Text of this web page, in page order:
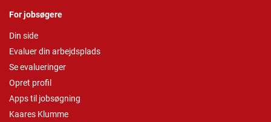
For jobsøgere
Din side
Evaluer din arbejdsplads
Se evalueringer
Opret profil
Apps til jobsøgning
Kaares Klumme